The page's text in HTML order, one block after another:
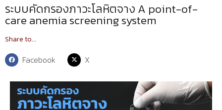
ระบบคัดกรองภาวะโลหิตจาง A point-of-
care anemia screening system
Share to...
Facebook X